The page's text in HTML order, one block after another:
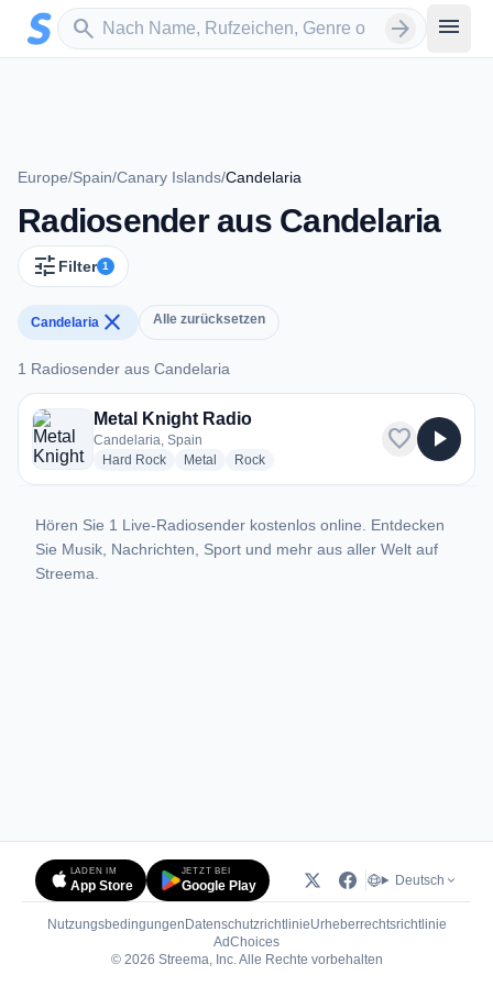
Zum Hauptinhalt springen
search
Sender suchen arrow_forward menu
Europe/Spain/Canary Islands/Candelaria
Radiosender aus Candelaria
tune Filter 1
Candelaria close Alle zurücksetzen
1 Radiosender aus Candelaria
1 Radiosender aus Candelaria
Metal Knight Radio
Candelaria, Spain
Hard Rockradio stations
Metal radio stations
Rockradio stations
favorite play_arrow
Hören Sie 1 Live-Radiosender kostenlos online. Entdecken
Sie Musik, Nachrichten, Sport und mehr aus aller Welt auf
Streema.
LADEN IM
App Store
JETZT BEI
Google Play Deutsch
Nutzungsbedingungen DatenschutzrichtlinieUrheberrechtsrichtlinie
AdChoices(öffnet in neuem Tab)
© 2026 Streema, Inc. Alle Rechte vorbehalten